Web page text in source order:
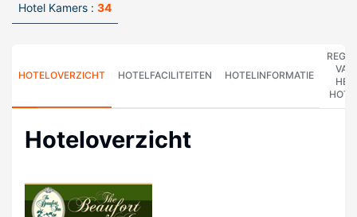
Hotel Kamers : 34
HOTELOVERZICHT HOTELFACILITEITEN HOTELINFORMATIE
VAN
HET
Hoteloverzicht